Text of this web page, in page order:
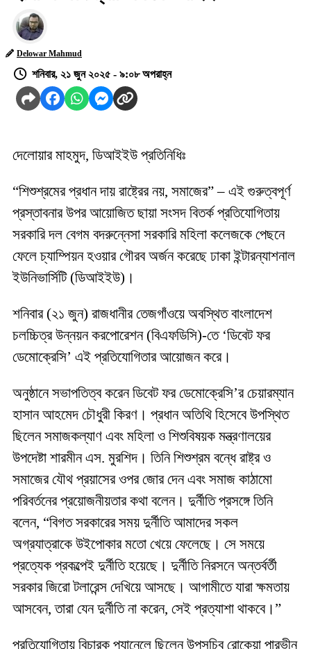
Delowar Mahmud
শনিবার, ২১ জুন ২০২৫ - ৯:০৮ অপরাহ্ন
দেলোয়ার মাহমুদ, ডিআইইউ প্রতিনিধিঃ
“শিশুশ্রমের প্রধান দায় রাষ্ট্রের নয়, সমাজের” – এই গুরুত্বপূর্ণ
প্রস্তাবনার উপর আয়োজিত ছায়া সংসদ বিতর্ক প্রতিযোগিতায়
সরকারি দল বেগম বদরুন্নেসা সরকারি মহিলা কলেজকে পেছনে
ফেলে চ্যাম্পিয়ন হওয়ার গৌরব অর্জন করেছে ঢাকা ইন্টারন্যাশনাল
ইউনিভার্সিটি (ডিআইইউ)।
শনিবার (২১ জুন) রাজধানীর তেজগাঁওয়ে অবস্থিত বাংলাদেশ
চলচ্চিত্র উন্নয়ন করপোরেশন (বিএফডিসি)-তে ‘ডিবেট ফর
ডেমোক্রেসি’ এই প্রতিযোগিতার আয়োজন করে।
অনুষ্ঠানে সভাপতিত্ব করেন ডিবেট ফর ডেমোক্রেসি’র চেয়ারম্যান
হাসান আহমেদ চৌধুরী কিরণ। প্রধান অতিথি হিসেবে উপস্থিত
ছিলেন সমাজকল্যাণ এবং মহিলা ও শিশুবিষয়ক মন্ত্রণালয়ের
উপদেষ্টা শারমীন এস. মুরশিদ। তিনি শিশুশ্রম বন্ধে রাষ্ট্র ও
সমাজের যৌথ প্রয়াসের ওপর জোর দেন এবং সমাজ কাঠামো
পরিবর্তনের প্রয়োজনীয়তার কথা বলেন। দুর্নীতি প্রসঙ্গে তিনি
বলেন, “বিগত সরকারের সময় দুর্নীতি আমাদের সকল
অগ্রযাত্রাকে উইপোকার মতো খেয়ে ফেলেছে। সে সময়ে
প্রত্যেক প্রকল্পেই দুর্নীতি হয়েছে। দুর্নীতি নিরসনে অন্তর্বর্তী
সরকার জিরো টলারেন্স দেখিয়ে আসছে। আগামীতে যারা ক্ষমতায়
আসবেন, তারা যেন দুর্নীতি না করেন, সেই প্রত্যাশা থাকবে।”
প্রতিযোগিতায় বিচারক প্যানেলে ছিলেন উপসচিব রোকেয়া পারভীন